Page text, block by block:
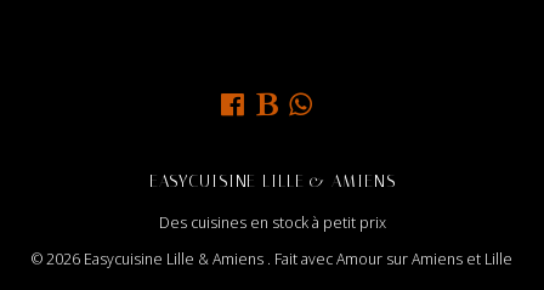
EASYCUISINE LILLE & AMIENS
Des cuisines en stock à petit prix
© 2026 Easycuisine Lille & Amiens . Fait avec Amour sur Amiens et Lille